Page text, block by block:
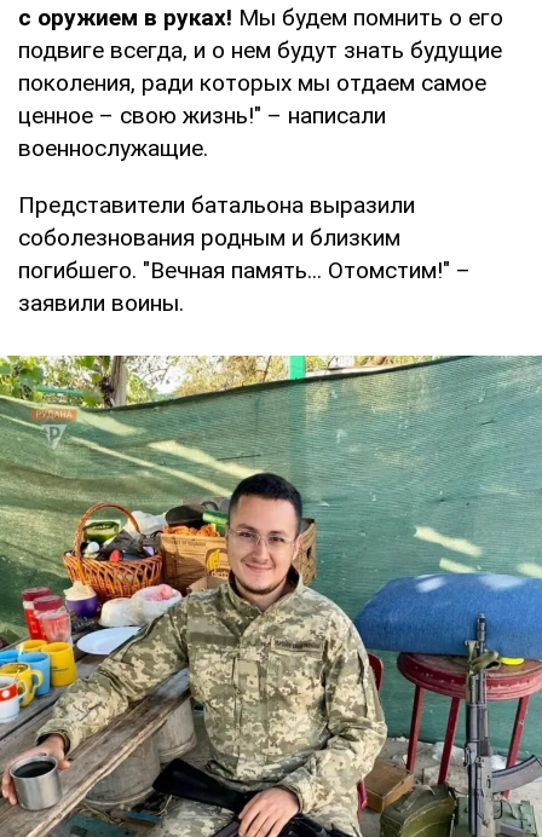
с оружием в руках! Мы будем помнить о его
подвиге всегда, и о нем будут знать будущие
поколения, ради которых мы отдаем самое
ценное – свою жизнь!" – написали
военнослужащие.
Представители батальона выразили
соболезнования родным и близким
погибшего. "Вечная память... Отомстим!" –
заявили воины.